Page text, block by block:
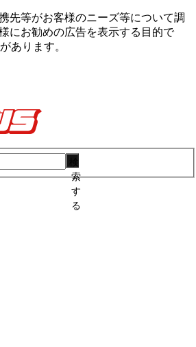
先等がお客様のニーズ等について調
にお勧めの広告を表⽰する⽬的で
あります。
索
す
る